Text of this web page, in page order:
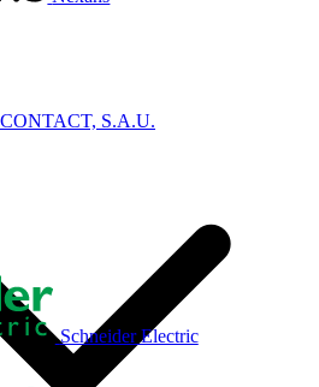
S.A.U.
Schneider Electric